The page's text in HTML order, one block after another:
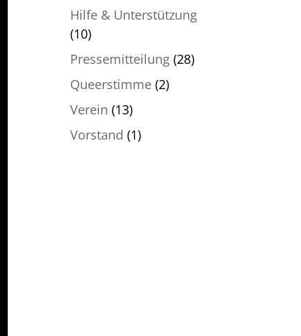
Hilfe & Unterstützung
(10)
Pressemitteilung (28)
Queerstimme (2)
Verein (13)
Vorstand (1)